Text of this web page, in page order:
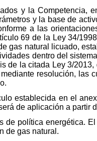
y la Competencia,
y la base de
a las
69 de la Ley 34/
gas natural licuado,
dentro del
de la citada Ley 3/
resolución, las
establecida en el
de aplicación a partir
de política energética.
de gas natural.